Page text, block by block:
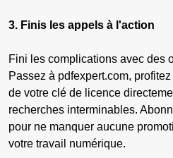
3. Finis les appels à l'action
Fini les complications avec des
Passez à pdfexpert.com,
de votre clé de licence
recherches interminables.
pour ne manquer aucune
votre travail numérique.